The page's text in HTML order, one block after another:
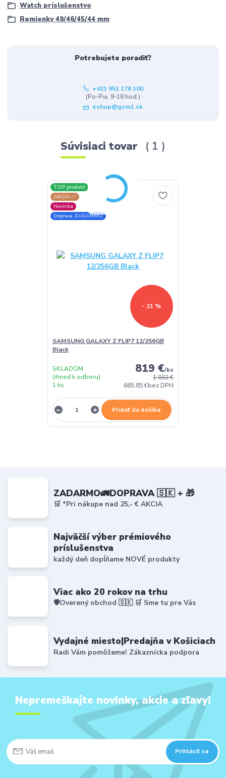
Watch príslušenstvo
Remienky 49/46/45/44 mm
Potrebujete poradiť?
+421 951 176 100
(Po-Pia, 9-18 hod.)
eshop@gsm1.sk
Súvisiaci tovar 1
TOP produkt
AKCIA ✅
Novinka
Doprava ZADARMO
- 21 %
SAMSUNG GALAXY Z FLIP7 12/256GB
Black
1 032 €
819 €/ks
665,85 €bez DPH
SKLADOM
(ihneď k odberu)
1 ks
Pridať do košíka
ZADARMO🚛DOPRAVA 🇸🇰 + 🎁
🛒 *Pri nákupe nad 25,- € AKCIA
Najväčší výber prémiového
príslušenstva
každý deň dopĺňame NOVÉ produkty
Viac ako 20 rokov na trhu
🛡️Overený obchod 🇸🇰 🛒 Sme tu pre Vás
Vydajné miesto|Predajňa v Košiciach
Radi Vám pomôžeme! Zákaznícka podpora
Nepremeškajte novinky, akcie a zľavy!
Prihlásiť sa